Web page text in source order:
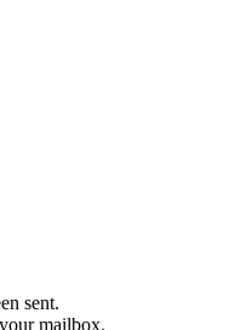
sent.
mailbox.